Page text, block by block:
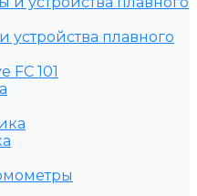
устройства плавного
FC 101